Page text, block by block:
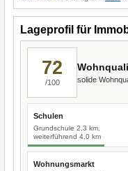
Lageprofil für
72
/100 solide
Schulen
Grundschule 2,3 km,
weiterführend 4,0 km
Wohnungsmarkt